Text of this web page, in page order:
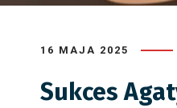
16 MAJA 2025
Sukces